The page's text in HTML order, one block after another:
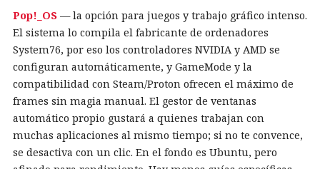
Pop!_OS — la opción para juegos y trabajo gráfico intenso.
El sistema lo compila el fabricante de ordenadores
System76, por eso los controladores NVIDIA y AMD se
configuran automáticamente, y GameMode y la
compatibilidad con Steam/Proton ofrecen el máximo de
frames sin magia manual. El gestor de ventanas
automático propio gustará a quienes trabajan con
muchas aplicaciones al mismo tiempo; si no te convence,
se desactiva con un clic. En el fondo es Ubuntu, pero